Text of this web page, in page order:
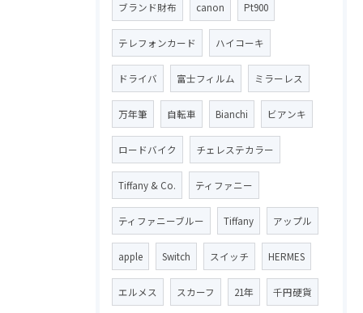
ブランド財布 canon Pt900
テレフォンカード ハイコーキ
ドライバ 富士フィルム ミラーレス
万年筆 自転車 Bianchi ビアンキ
ロードバイク チェレステカラー
Tiffany & Co. ティファニー
ティファニーブルー Tiffany アップル
apple Switch スイッチ HERMES
エルメス スカーフ 21年 千円硬貨